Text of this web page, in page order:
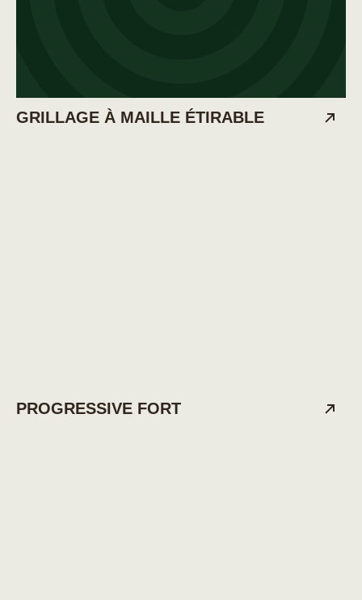
GRILLAGE À MAILLE ÉTIRABLE
PROGRESSIVE FORT